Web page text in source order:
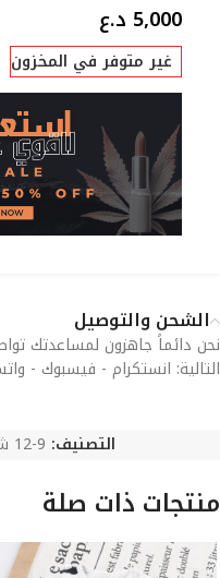
5,000 د.ع
غير متوفر في المخزون
الشحن والتوصيل
نحن دائماً جاهزون لمساعدتك
التالية: انستكرام - فيسبوك -
التصنيف: 9-12 شهر
منتجات ذات صلة